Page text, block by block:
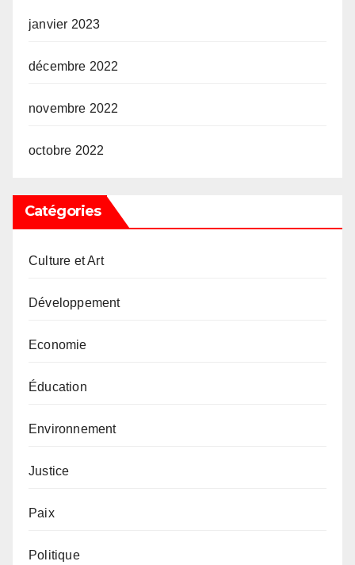
janvier 2023
décembre 2022
novembre 2022
octobre 2022
Catégories
Culture et Art
Développement
Economie
Éducation
Environnement
Justice
Paix
Politique